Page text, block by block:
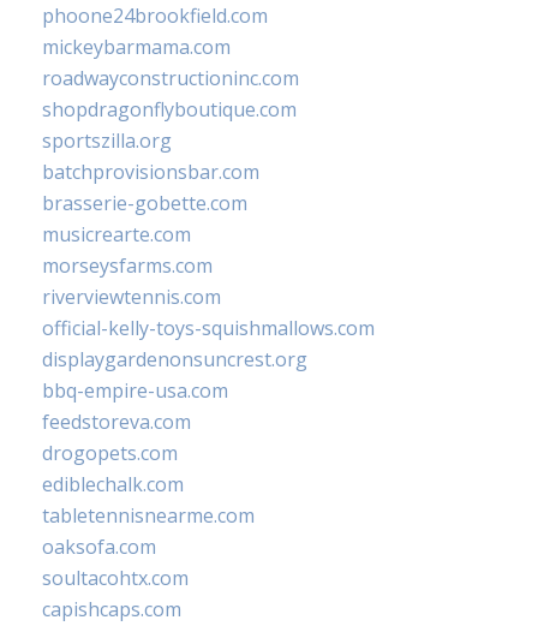
phoone24brookfield.com
mickeybarmama.com
roadwayconstructioninc.com
shopdragonflyboutique.com
sportszilla.org
batchprovisionsbar.com
brasserie-gobette.com
musicrearte.com
morseysfarms.com
riverviewtennis.com
official-kelly-toys-squishmallows.com
displaygardenonsuncrest.org
bbq-empire-usa.com
feedstoreva.com
drogopets.com
ediblechalk.com
tabletennisnearme.com
oaksofa.com
soultacohtx.com
capishcaps.com